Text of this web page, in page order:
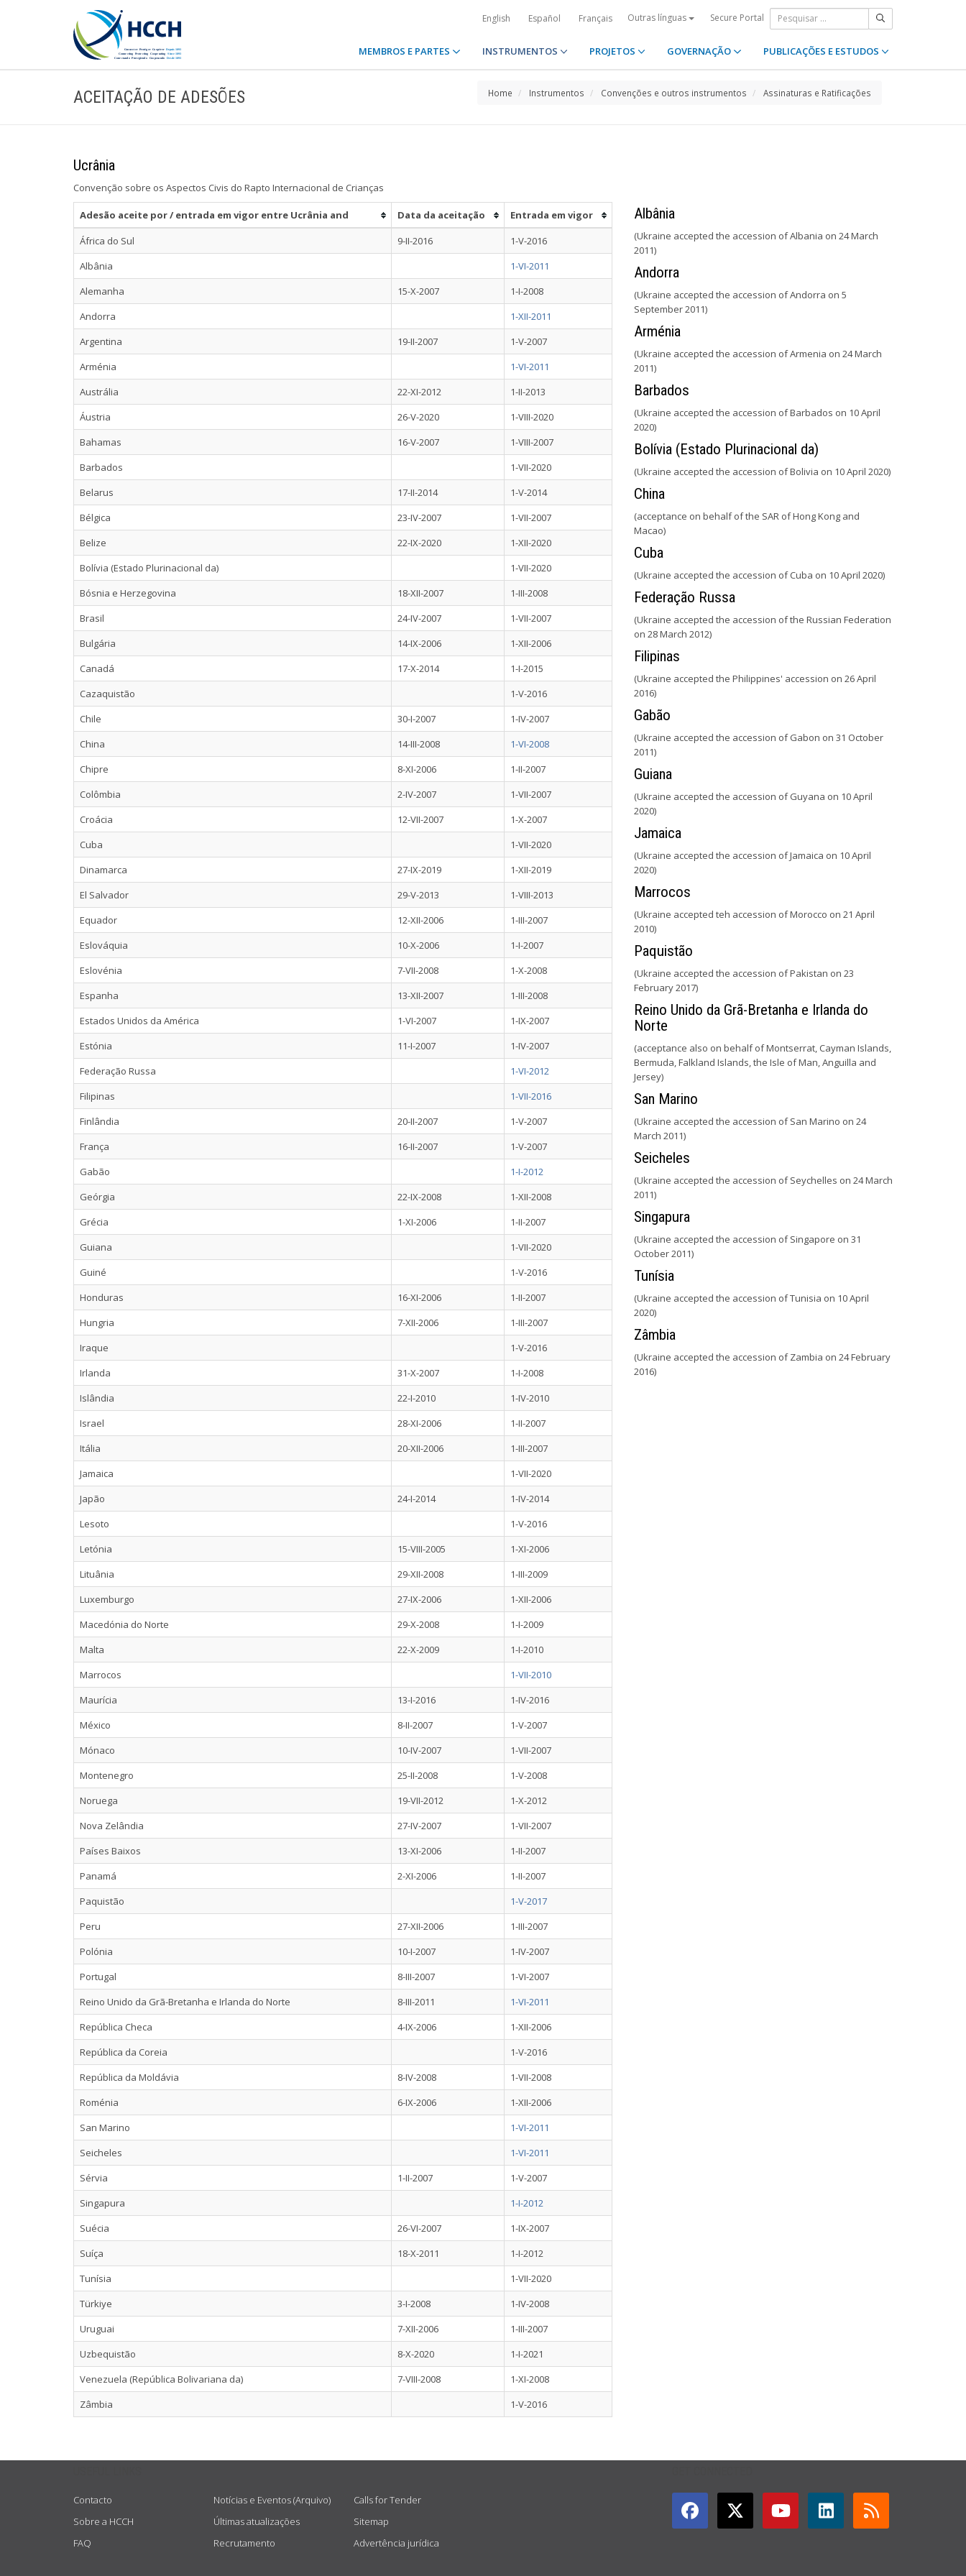
English Español Français Outras línguas Secure Portal
MEMBROS E PARTES INSTRUMENTOS PROJETOS GOVERNAÇÃO PUBLICAÇÕES E ESTUDOS
ACEITAÇÃO DE ADESÕES Home Instrumentos Convenções e outros instrumentos Assinaturas e Ratificações
Ucrânia
Convenção sobre os Aspectos Civis do Rapto Internacional de Crianças
Adesão aceite por / entrada em vigor entre Ucrânia and Data da aceitação
Entrada em vigor
África do Sul
9-II-2016
1-V-2016
Albânia
1-VI-2011
Alemanha
15-X-2007
1-I-2008
Andorra
1-XII-2011
Argentina
19-II-2007
1-V-2007
Arménia
1-VI-2011
Austrália
22-XI-2012
1-II-2013
Áustria
26-V-2020
1-VIII-2020
Bahamas
16-V-2007
1-VIII-2007
Barbados
1-VII-2020
Belarus
17-II-2014
1-V-2014
Bélgica
23-IV-2007
1-VII-2007
Belize
22-IX-2020
1-XII-2020
Bolívia (Estado Plurinacional da)
1-VII-2020
Bósnia e Herzegovina
18-XII-2007
1-III-2008
Brasil
24-IV-2007
1-VII-2007
Bulgária
14-IX-2006
1-XII-2006
Canadá
17-X-2014
1-I-2015
Cazaquistão
1-V-2016
Chile
30-I-2007
1-IV-2007
China
14-III-2008
1-VI-2008
Chipre
8-XI-2006
1-II-2007
Colômbia
2-IV-2007
1-VII-2007
Croácia
12-VII-2007
1-X-2007
Cuba
1-VII-2020
Dinamarca
27-IX-2019
1-XII-2019
El Salvador
29-V-2013
1-VIII-2013
Equador
12-XII-2006
1-III-2007
Eslováquia
10-X-2006
1-I-2007
Eslovénia
7-VII-2008
1-X-2008
Espanha
13-XII-2007
1-III-2008
Estados Unidos da América
1-VI-2007
1-IX-2007
Estónia
11-I-2007
1-IV-2007
Federação Russa
1-VI-2012
Filipinas
1-VII-2016
Finlândia
20-II-2007
1-V-2007
França
16-II-2007
1-V-2007
Gabão
1-I-2012
Geórgia
22-IX-2008
1-XII-2008
Grécia
1-XI-2006
1-II-2007
Guiana
1-VII-2020
Guiné
1-V-2016
Honduras
16-XI-2006
1-II-2007
Hungria
7-XII-2006
1-III-2007
Iraque
1-V-2016
Irlanda
31-X-2007
1-I-2008
Islândia
22-I-2010
1-IV-2010
Israel
28-XI-2006
1-II-2007
Itália
20-XII-2006
1-III-2007
Jamaica
1-VII-2020
Japão
24-I-2014
1-IV-2014
Lesoto
1-V-2016
Letónia
15-VIII-2005
1-XI-2006
Lituânia
29-XII-2008
1-III-2009
Luxemburgo
27-IX-2006
1-XII-2006
Macedónia do Norte
29-X-2008
1-I-2009
Malta
22-X-2009
1-I-2010
Marrocos
1-VII-2010
Maurícia
13-I-2016
1-IV-2016
México
8-II-2007
1-V-2007
Mónaco
10-IV-2007
1-VII-2007
Montenegro
25-II-2008
1-V-2008
Noruega
19-VII-2012
1-X-2012
Nova Zelândia
27-IV-2007
1-VII-2007
Países Baixos
13-XI-2006
1-II-2007
Panamá
2-XI-2006
1-II-2007
Paquistão
1-V-2017
Peru
27-XII-2006
1-III-2007
Polónia
10-I-2007
1-IV-2007
Portugal
8-III-2007
1-VI-2007
Reino Unido da Grã-Bretanha e Irlanda do Norte
8-III-2011
1-VI-2011
República Checa
4-IX-2006
1-XII-2006
República da Coreia
1-V-2016
República da Moldávia
8-IV-2008
1-VII-2008
Roménia
6-IX-2006
1-XII-2006
San Marino
1-VI-2011
Seicheles
1-VI-2011
Sérvia
1-II-2007
1-V-2007
Singapura
1-I-2012
Suécia
26-VI-2007
1-IX-2007
Suíça
18-X-2011
1-I-2012
Tunísia
1-VII-2020
Türkiye
3-I-2008
1-IV-2008
Uruguai
7-XII-2006
1-III-2007
Uzbequistão
8-X-2020
1-I-2021
Venezuela (República Bolivariana da)
7-VIII-2008
1-XI-2008
Zâmbia
1-V-2016
Albânia
(Ukraine accepted the accession of Albania on 24 March
2011)
Andorra
(Ukraine accepted the accession of Andorra on 5
September 2011)
Arménia
(Ukraine accepted the accession of Armenia on 24 March
2011)
Barbados
(Ukraine accepted the accession of Barbados on 10 April
2020)
Bolívia (Estado Plurinacional da)
(Ukraine accepted the accession of Bolivia on 10 April 2020)
China
(acceptance on behalf of the SAR of Hong Kong and
Macao)
Cuba
(Ukraine accepted the accession of Cuba on 10 April 2020)
Federação Russa
(Ukraine accepted the accession of the Russian Federation
on 28 March 2012)
Filipinas
(Ukraine accepted the Philippines' accession on 26 April
2016)
Gabão
(Ukraine accepted the accession of Gabon on 31 October
2011)
Guiana
(Ukraine accepted the accession of Guyana on 10 April
2020)
Jamaica
(Ukraine accepted the accession of Jamaica on 10 April
2020)
Marrocos
(Ukraine accepted teh accession of Morocco on 21 April
2010)
Paquistão
(Ukraine accepted the accession of Pakistan on 23
February 2017)
Reino Unido da Grã-Bretanha e Irlanda do
Norte
(acceptance also on behalf of Montserrat, Cayman Islands,
Bermuda, Falkland Islands, the Isle of Man, Anguilla and
Jersey)
San Marino
(Ukraine accepted the accession of San Marino on 24
March 2011)
Seicheles
(Ukraine accepted the accession of Seychelles on 24 March
2011)
Singapura
(Ukraine accepted the accession of Singapore on 31
October 2011)
Tunísia
(Ukraine accepted the accession of Tunisia on 10 April
2020)
Zâmbia
(Ukraine accepted the accession of Zambia on 24 February
2016)
Contacto
Sobre a HCCH
FAQ
Notícias e Eventos (Arquivo)
Últimas atualizações
Recrutamento
Calls for Tender
Sitemap
Advertência jurídica